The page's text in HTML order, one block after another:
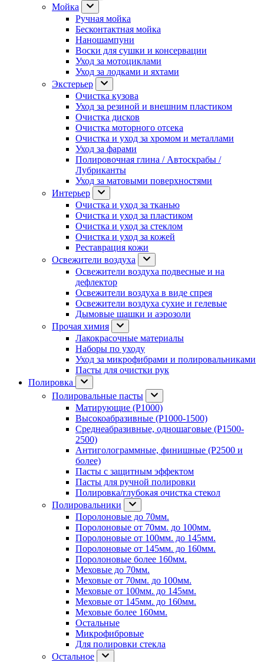
Мойка
Ручная мойка
Бесконтактная мойка
Наношампуни
Воски для сушки и консервации
Уход за мотоциклами
Уход за лодками и яхтами
Экстерьер
Очистка кузова
Уход за резиной и внешним пластиком
Очистка дисков
Очистка моторного отсека
Очистка и уход за хромом и металлами
Уход за фарами
Полировочная глина / Автоскрабы /
Лубриканты
Уход за матовыми поверхностями
Интерьер
Очистка и уход за тканью
Очистка и уход за пластиком
Очистка и уход за стеклом
Очистка и уход за кожей
Реставрация кожи
Освежители воздуха
Освежители воздуха подвесные и на
дефлектор
Освежители воздуха в виде спрея
Освежители воздуха сухие и гелевые
Дымовые шашки и аэрозоли
Прочая химия
Лакокрасочные материалы
Наборы по уходу
Уход за микрофибрами и полировальниками
Пасты для очистки рук
Полировка
Полировальные пасты
Матирующие (P1000)
Высокоабразивные (P1000-1500)
Среднеабразивные, одношаговые (P1500-
2500)
Антиголограммные, финишные (P2500 и
более)
Пасты с защитным эффектом
Пасты для ручной полировки
Полировка/глубокая очистка стекол
Полировальники
Поролоновые до 70мм.
Поролоновые от 70мм. до 100мм.
Поролоновые от 100мм. до 145мм.
Поролоновые от 145мм. до 160мм.
Поролоновые более 160мм.
Меховые до 70мм.
Меховые от 70мм. до 100мм.
Меховые от 100мм. до 145мм.
Меховые от 145мм. до 160мм.
Меховые более 160мм.
Остальные
Микрофибровые
Для полировки стекла
Остальное